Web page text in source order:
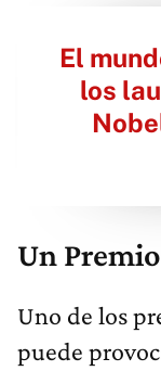
El
los
Un
Uno de los
puede